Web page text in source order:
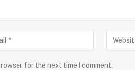
for the next time I comment.